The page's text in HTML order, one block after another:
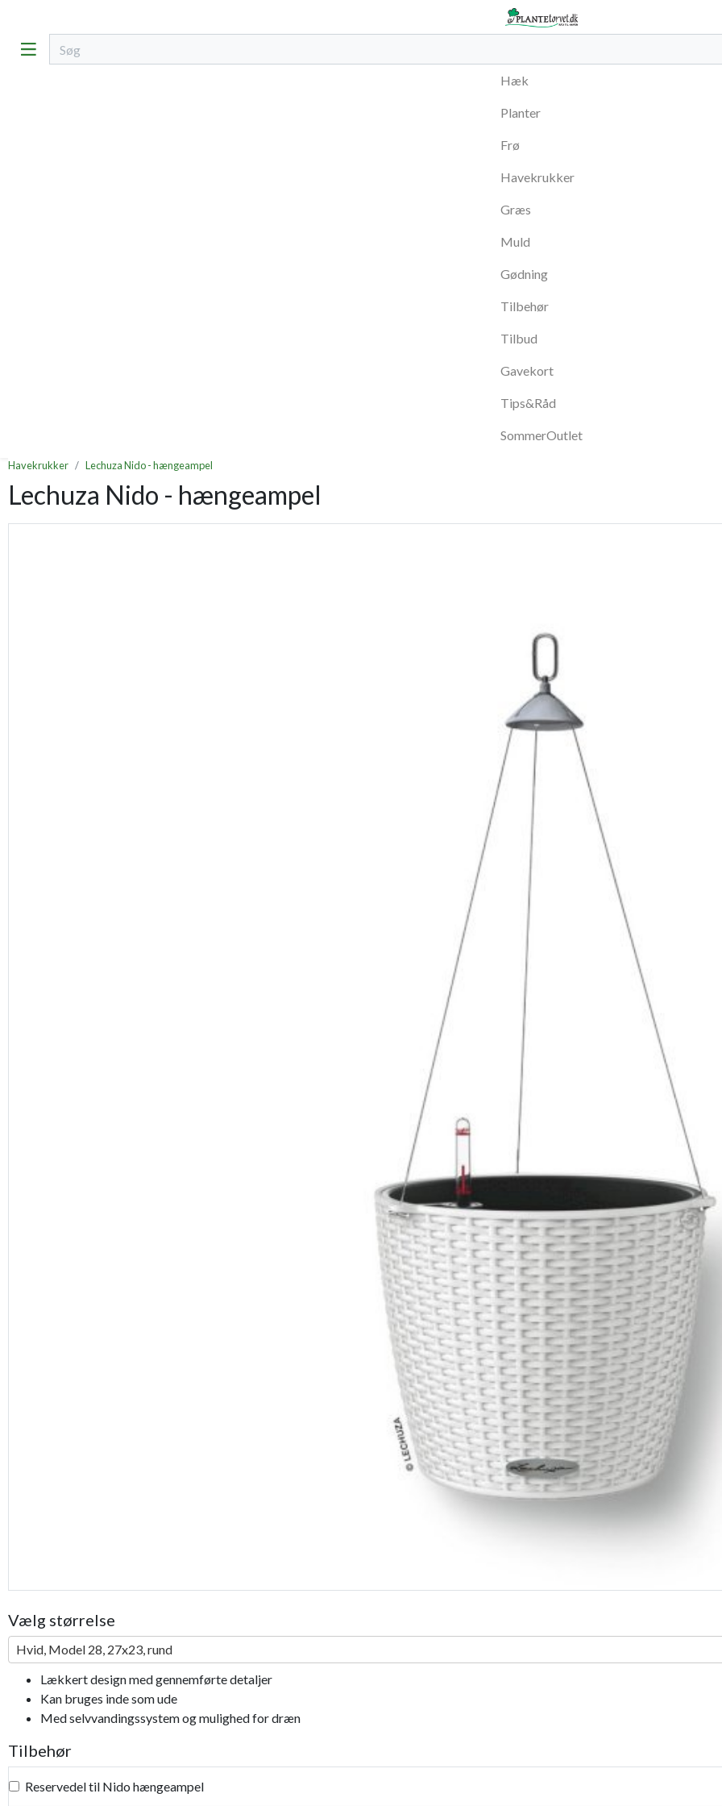
Hæk
Planter
Frø
Havekrukker
Græs
Muld
Gødning
Tilbehør
Tilbud
Gavekort
Tips&Råd
SommerOutlet
Havekrukker Lechuza Nido - hængeampel
Lechuza Nido - hængeampel
Vælg størrelse
Hvid, Model 28, 27x23, rund
Lækkert design med gennemførte detaljer
Kan bruges inde som ude
Med selvvandingssystem og mulighed for dræn
Tilbehør
Reservedel til Nido hængeampel